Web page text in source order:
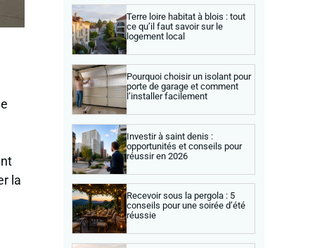
la
Terre loire habitat à blois : tout
ce qu’il faut savoir sur le
logement local
Pourquoi choisir un isolant pour
porte de garage et comment
l’installer facilement
Investir à saint denis :
opportunités et conseils pour
réussir en 2026
Recevoir sous la pergola : 5
conseils pour une soirée d’été
réussie